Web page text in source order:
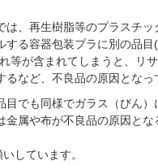
は、再生樹脂等のプラスチ
する容器包装プラに別の品
等が含まれてしまうと、リ
など、不良品の原因となっ
目でも同様でガラス（びん
金属や布が不良品の原因とな
しています。